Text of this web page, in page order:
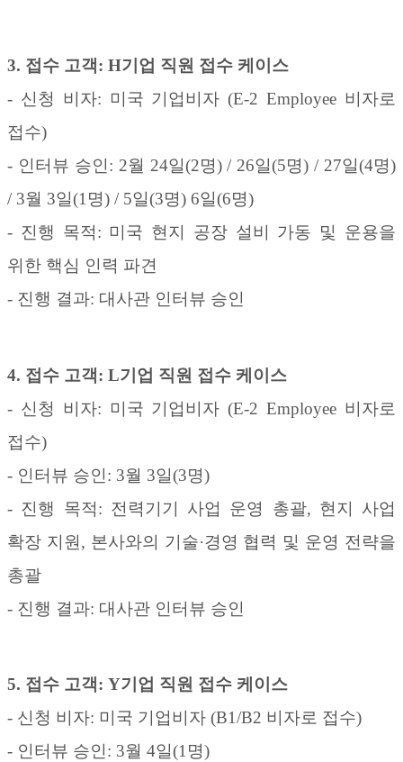
3. 접수 고객: H기업 직원 접수 케이스
- 신청 비자: 미국 기업비자 (E-2 Employee 비자로
접수)
- 인터뷰 승인: 2월 24일(2명) / 26일(5명) / 27일(4명)
/ 3월 3일(1 명) / 5일(3명) 6일(6명)
- 진행 목적: 미국 현지 공장 설비 가동 및 운용을
위한 핵심 인력 파견
- 진행 결과: 대사관 인터뷰 승인
4. 접수 고객: L기업 직원 접수 케이스
- 신청 비자: 미국 기업비자 (E-2 Employee 비자로
접수)
- 인터뷰 승인: 3월 3일(3명)
- 진행 목적: 전력기기 사업 운영 총괄, 현지 사업
확장 지원, 본사와의 기술·경영 협력 및 운영 전략을
총괄
- 진행 결과: 대사관 인터뷰 승인
5. 접수 고객: Y기업 직원 접수 케이스
- 신청 비자: 미국 기업비자 (B1/B2 비자로 접수)
- 인터뷰 승인: 3월 4일(1명)